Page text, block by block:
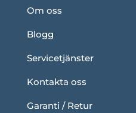
Om oss
Blogg
Servicetjänster
Kontakta oss
Garanti / Retur